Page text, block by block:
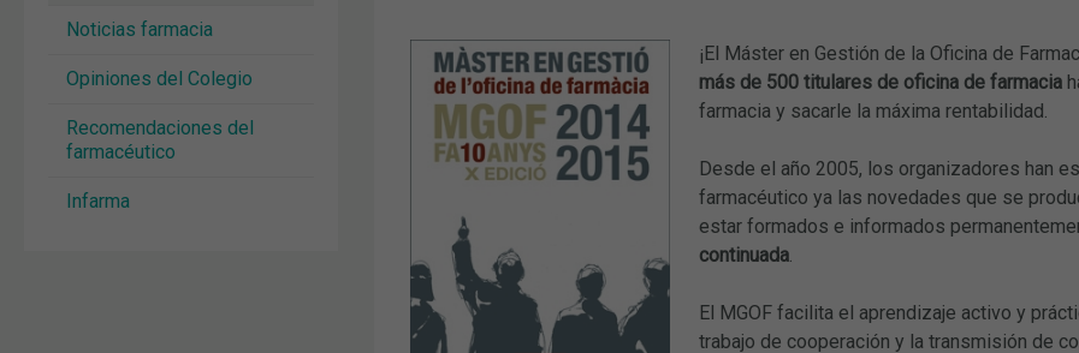
Noticias farmacia
Opiniones del Colegio
Recomendaciones del
farmacéutico
Infarma
¡El Máster en Gestión de la Oficina de
más de 500 titulares de oficina de farmacia
farmacia y sacarle la máxima rentabilidad.
Desde el año 2005, los organizadores han
farmacéutico ya las novedades que se
estar formados e informados
continuada.
El MGOF facilita el aprendizaje activo y
trabajo de cooperación y la transmisión de